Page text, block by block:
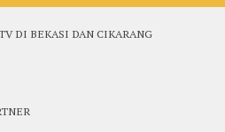
DI BEKASI DAN CIKARANG